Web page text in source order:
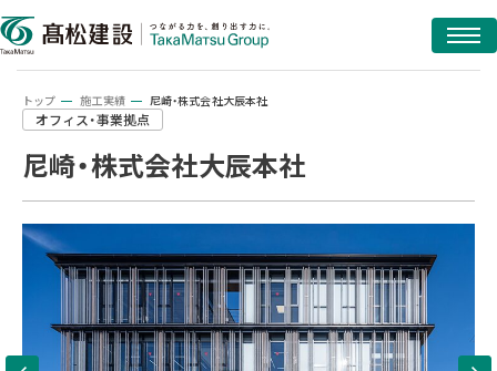
トップ 施工実績 尼崎・株式会社大辰本社
オフィス・事業拠点
尼崎・株式会社大辰本社